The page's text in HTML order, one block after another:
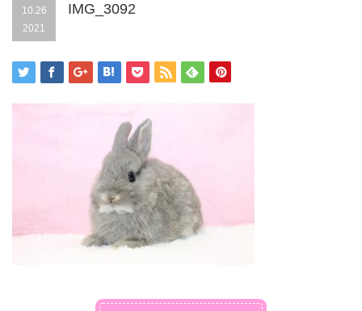
10.26
2021
IMG_3092